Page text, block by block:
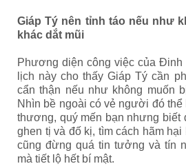
Giáp Tý nên tỉnh táo nếu như
khác dắt mũi
Phương diện công việc của Đinh
lịch này cho thấy Giáp Tý cần
cẩn thận nếu như không muốn
Nhìn bề ngoài có vẻ người đó thể
thương, quý mến bạn nhưng biết
ghen tị và đố kị, tìm cách hãm hại
cũng đừng quá tin tưởng và tín
mà tiết lộ hết bí mật.